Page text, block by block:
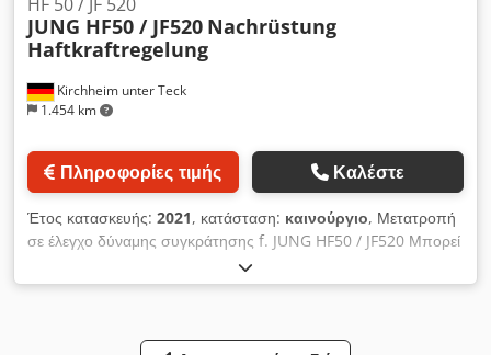
Kirchheim unter Teck
1.454 km
JUNG HF50 / JF520 Nachrüstung
Haftkraftregelung
Πληροφορίες τιμής Καλέστε
Έτος κατασκευής: 2021, κατάσταση: καινούργιο, Μετατροπή
σε έλεγχο δύναμης συγκράτησης f. JUNG HF50 / JF520 Μπορεί
επίσης να πραγματοποιηθεί "επί τόπου", εάν είναι απαραίτητο.
Dedpfxshcn Idj Ai Reck